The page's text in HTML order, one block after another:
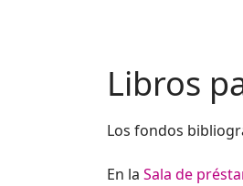
Libros
Los fondos
En la Sala de